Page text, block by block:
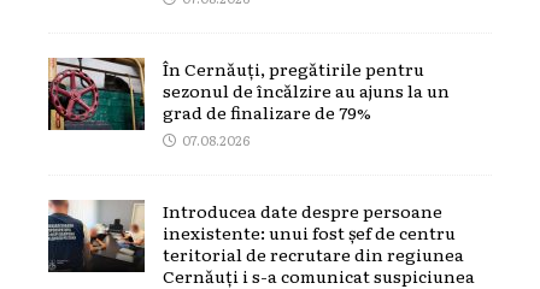
În Cernăuți, pregătirile pentru
sezonul de încălzire au ajuns la un
grad de finalizare de 79%
07.08.2026
Introducea date despre persoane
inexistente: unui fost șef de centru
teritorial de recrutare din regiunea
Cernăuți i s-a comunicat suspiciunea